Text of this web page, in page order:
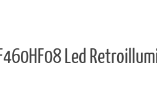
Led